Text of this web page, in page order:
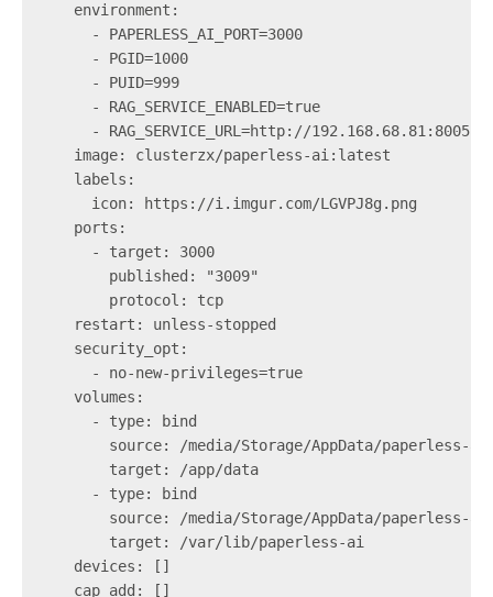
    environment:
      - PAPERLESS_AI_PORT=3000
      - PGID=1000
      - PUID=999
      - RAG_SERVICE_ENABLED=true
      - RAG_SERVICE_URL=http://192.168.68.81:8005
    image: clusterzx/paperless-ai:latest
    labels:
      icon: https://i.imgur.com/LGVPJ8g.png
    ports:
      - target: 3000
        published: "3009"
        protocol: tcp
    restart: unless-stopped
    security_opt:
      - no-new-privileges=true
    volumes:
      - type: bind
source: /media/Storage/AppData/paperless-
        target: /app/data
      - type: bind
source: /media/Storage/AppData/paperless-
        target: /var/lib/paperless-ai
    devices: []
    cap_add: []